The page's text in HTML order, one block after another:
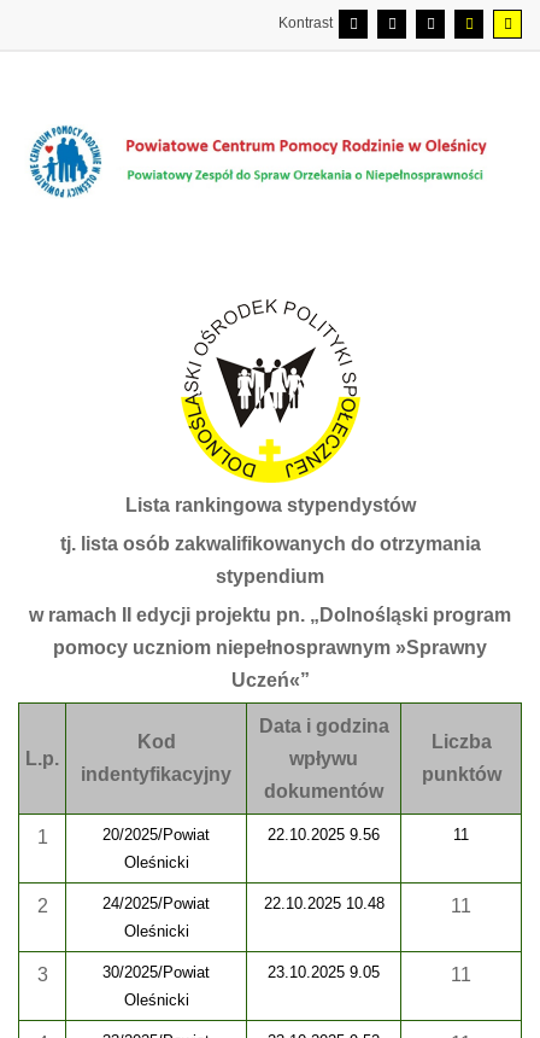
Kontrast
Lista rankingowa stypendystów
tj. lista osób zakwalifikowanych do otrzymania
stypendium
w ramach II edycji projektu pn. „Dolnośląski program
pomocy uczniom niepełnosprawnym »Sprawny
Uczeń«”
L.p.
Kod
indentyfikacyjny
Data i godzina
wpływu
dokumentów
Liczba
punktów
1
20/2025/Powiat
Oleśnicki
22.10.2025 9.56 11
2
24/2025/Powiat
Oleśnicki
22.10.2025 10.48 11
3
30/2025/Powiat
Oleśnicki
23.10.2025 9.05 11